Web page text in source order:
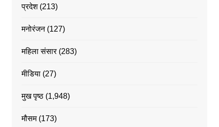
प्रदेश(213)
मनोरंजन(127)
महिला संसार(283)
मीडिया(27)
मुख पृष्ठ(1,948)
मौसम(173)